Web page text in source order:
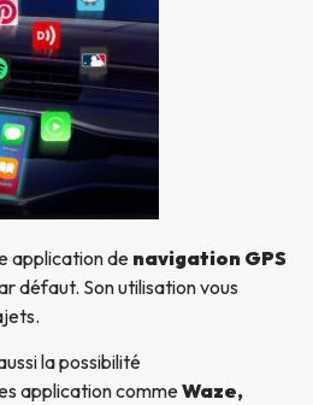
application de navigation GPS
défaut. Son utilisation vous
la possibilité
application commeWaze,